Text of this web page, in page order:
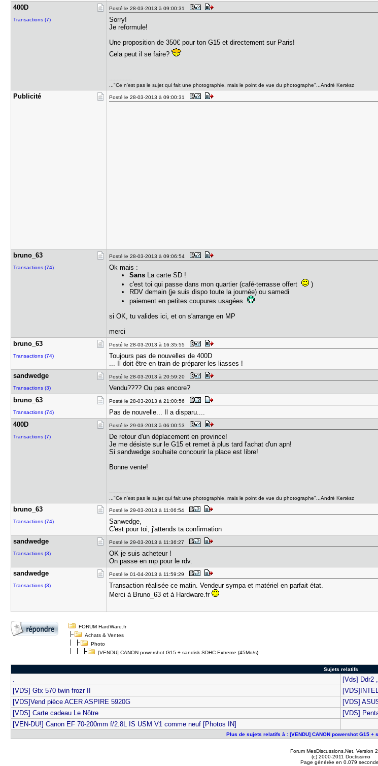
400D
Transactions (7)
Posté le 28-03-2013 à 09:00:31
Sorry!
Je reformule!
Une proposition de 350€ pour ton G15 et directement sur Paris!
Cela peut il se faire?
---------------
..."Ce n'est pas le sujet qui fait une photographie, mais le point de vue du photographe"...André Kertész
Publicité Posté le 28-03-2013 à 09:00:31
bruno_63
Transactions (74)
Posté le 28-03-2013 à 09:06:54
Ok mais :
Sans La carte SD !
c'est toi qui passe dans mon quartier (café-terrasse offert
)
RDV demain (je suis dispo toute la journée) ou samedi
paiement en petites coupures usagées
si OK, tu valides ici, et on s'arrange en MP
merci
bruno_63
Transactions (74)
Posté le 28-03-2013 à 16:35:55
Toujours pas de nouvelles de 400D
... Il doit être en train de préparer les liasses !
sandwedge
Transactions (3)
Posté le 28-03-2013 à 20:59:20
Vendu???? Ou pas encore?
bruno_63
Transactions (74)
Posté le 28-03-2013 à 21:00:56
Pas de nouvelle... Il a disparu....
400D
Transactions (7)
Posté le 29-03-2013 à 06:00:53
De retour d'un déplacement en province!
Je me désiste sur le G15 et remet à plus tard l'achat d'un apn!
Si sandwedge souhaite concourir la place est libre!
Bonne vente!
---------------
..."Ce n'est pas le sujet qui fait une photographie, mais le point de vue du photographe"...André Kertész
bruno_63
Transactions (74)
Posté le 29-03-2013 à 11:06:54
Sanwedge,
C'est pour toi, j'attends ta confirmation
sandwedge
Transactions (3)
Posté le 29-03-2013 à 11:36:27
OK je suis acheteur !
On passe en mp pour le rdv.
sandwedge
Transactions (3)
Posté le 01-04-2013 à 11:59:29
Transaction réalisée ce matin. Vendeur sympa et matériel en parfait état.
Merci à Bruno_63 et à Hardware.fr
FORUM HardWare.fr
Achats & Ventes
Photo
[VENDU] CANON powershot G15 + sandisk SDHC Extreme (45Mo/s)
Sujets relatifs
.
[Vds] Ddr2
[VDS] Gtx 570 twin frozr II
[VDS]Vend pièce ACER ASPIRE 5920G
[VDS]
[VDS] Carte cadeau Le Nôtre
[VDS]
[VEN-DU!] Canon EF 70-200mm f/2.8L IS USM V1 comme neuf [Photos IN]
Plus de sujets relatifs à : [VENDU] CANON powershot G15 +
Forum MesDiscussions.Net , Version
(c) 2000-2011 Doctissimo
Page générée en 0.079